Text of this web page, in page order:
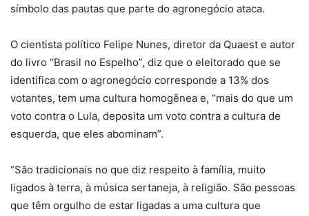
símbolo das pautas que parte do agronegócio ataca.
O cientista político Felipe Nunes, diretor da Quaest e autor
do livro “Brasil no Espelho”, diz que o eleitorado que se
identifica com o agronegócio corresponde a 13% dos
votantes, tem uma cultura homogênea e, “mais do que um
voto contra o Lula, deposita um voto contra a cultura de
esquerda, que eles abominam”.
“São tradicionais no que diz respeito à família, muito
ligados à terra, à música sertaneja, à religião. São pessoas
que têm orgulho de estar ligadas a uma cultura que